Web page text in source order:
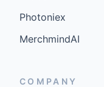
Photoniex
MerchmindAI
COMPANY